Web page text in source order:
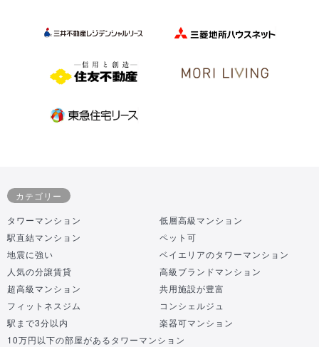
カテゴリー
タワーマンション
低層高級マンション
駅直結マンション
ペット可
地震に強い
ベイエリアのタワーマンション
人気の分譲賃貸
高級ブランドマンション
超高級マンション
共用施設が豊富
フィットネスジム
コンシェルジュ
駅まで3分以内
楽器可マンション
10万円以下の部屋があるタワーマンション